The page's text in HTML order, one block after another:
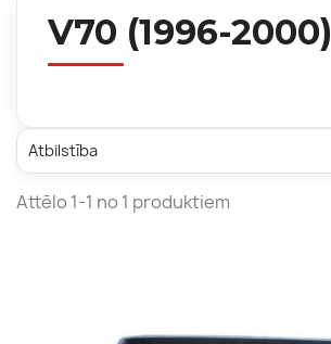
V70 (1996-2000)
Atbilstība
Attēlo 1-1 no 1 produktiem